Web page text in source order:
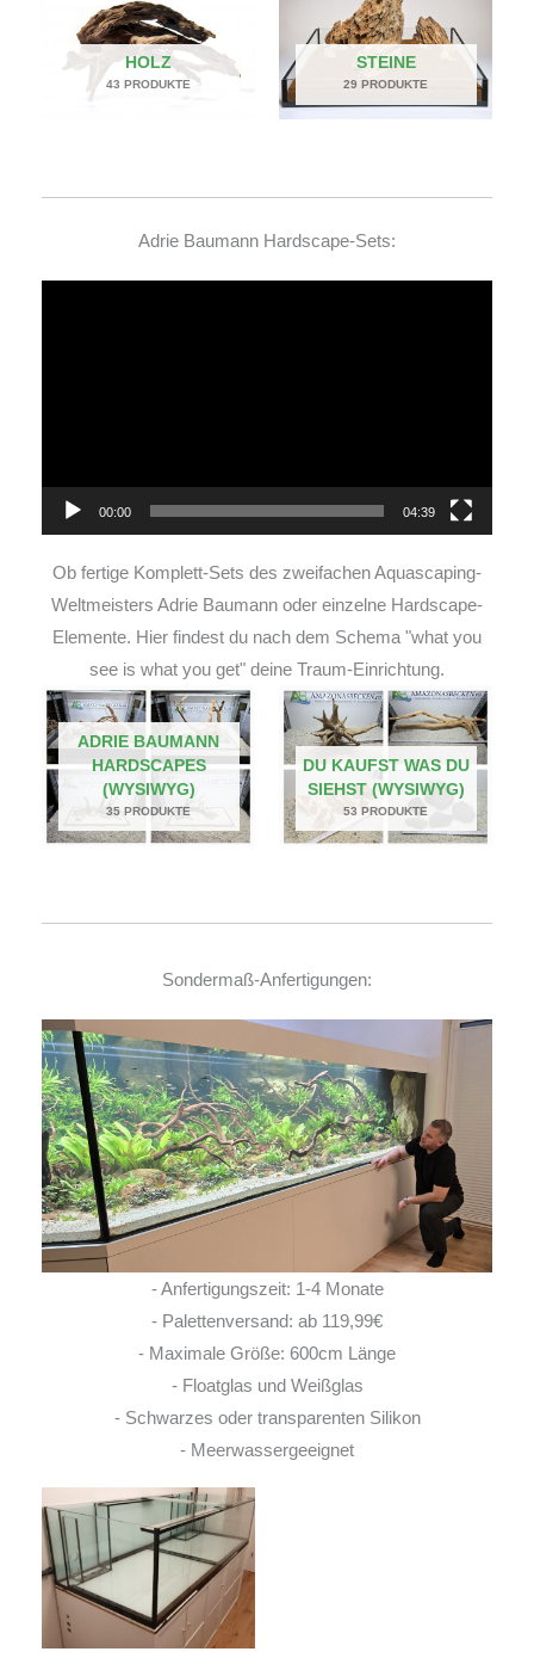
HOLZ
43 PRODUKTE
STEINE
29 PRODUKTE
Adrie Baumann Hardscape-Sets:
00:00 04:39
Ob fertige Komplett-Sets des zweifachen Aquascaping-
Weltmeisters Adrie Baumann oder einzelne Hardscape-
Elemente. Hier findest du nach dem Schema "what you
see is what you get" deine Traum-Einrichtung.
ADRIE BAUMANN
HARDSCAPES
(WYSIWYG)
35 PRODUKTE
DU KAUFST WAS DU
SIEHST (WYSIWYG)
53 PRODUKTE
Sondermaß-Anfertigungen:
- Anfertigungszeit: 1-4 Monate
- Palettenversand: ab 119,99€
- Maximale Größe: 600cm Länge
- Floatglas und Weißglas
- Schwarzes oder transparenten Silikon
- Meerwassergeeignet